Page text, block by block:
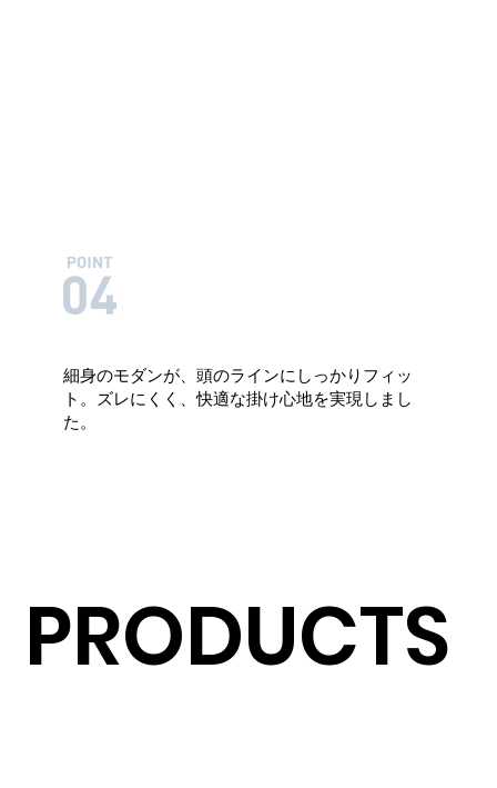
細身のモダンが、頭のラインにしっかりフィッ
ト。ズレにくく、快適な掛け心地を実現しまし
た。
PRODUCTS